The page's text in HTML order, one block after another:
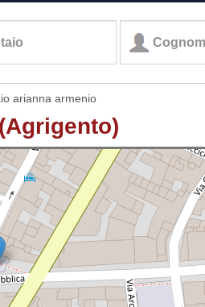
arianna armenio